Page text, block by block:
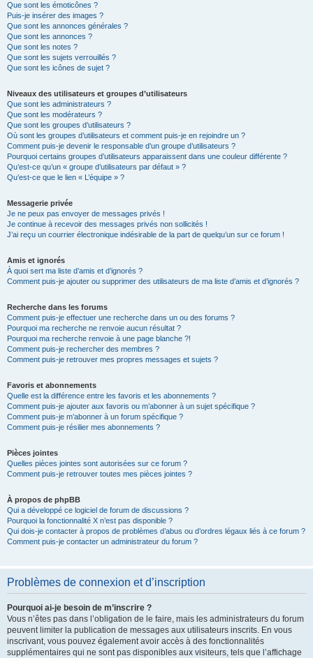
Que sont les émoticônes ?
Puis-je insérer des images ?
Que sont les annonces générales ?
Que sont les annonces ?
Que sont les notes ?
Que sont les sujets verrouillés ?
Que sont les icônes de sujet ?
Niveaux des utilisateurs et groupes d’utilisateurs
Que sont les administrateurs ?
Que sont les modérateurs ?
Que sont les groupes d’utilisateurs ?
Où sont les groupes d’utilisateurs et comment puis-je en rejoindre un ?
Comment puis-je devenir le responsable d’un groupe d’utilisateurs ?
Pourquoi certains groupes d’utilisateurs apparaissent dans une couleur différente ?
Qu’est-ce qu’un « groupe d’utilisateurs par défaut » ?
Qu’est-ce que le lien « L’équipe » ?
Messagerie privée
Je ne peux pas envoyer de messages privés !
Je continue à recevoir des messages privés non sollicités !
J’ai reçu un courrier électronique indésirable de la part de quelqu’un sur ce forum !
Amis et ignorés
À quoi sert ma liste d’amis et d’ignorés ?
Comment puis-je ajouter ou supprimer des utilisateurs de ma liste d’amis et d’ignorés ?
Recherche dans les forums
Comment puis-je effectuer une recherche dans un ou des forums ?
Pourquoi ma recherche ne renvoie aucun résultat ?
Pourquoi ma recherche renvoie à une page blanche ?!
Comment puis-je rechercher des membres ?
Comment puis-je retrouver mes propres messages et sujets ?
Favoris et abonnements
Quelle est la différence entre les favoris et les abonnements ?
Comment puis-je ajouter aux favoris ou m’abonner à un sujet spécifique ?
Comment puis-je m’abonner à un forum spécifique ?
Comment puis-je résilier mes abonnements ?
Pièces jointes
Quelles pièces jointes sont autorisées sur ce forum ?
Comment puis-je retrouver toutes mes pièces jointes ?
À propos de phpBB
Qui a développé ce logiciel de forum de discussions ?
Pourquoi la fonctionnalité X n’est pas disponible ?
Qui dois-je contacter à propos de problèmes d’abus ou d’ordres légaux liés à ce forum ?
Comment puis-je contacter un administrateur du forum ?
Problèmes de connexion et d’inscription
Pourquoi ai-je besoin de m’inscrire ?
Vous n’êtes pas dans l’obligation de le faire, mais les administrateurs du forum
peuvent limiter la publication de messages aux utilisateurs inscrits. En vous
inscrivant, vous pouvez également avoir accès à des fonctionnalités
supplémentaires qui ne sont pas disponibles aux visiteurs, tels que l’affichage